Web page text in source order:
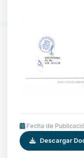
Fecha de
Descargar